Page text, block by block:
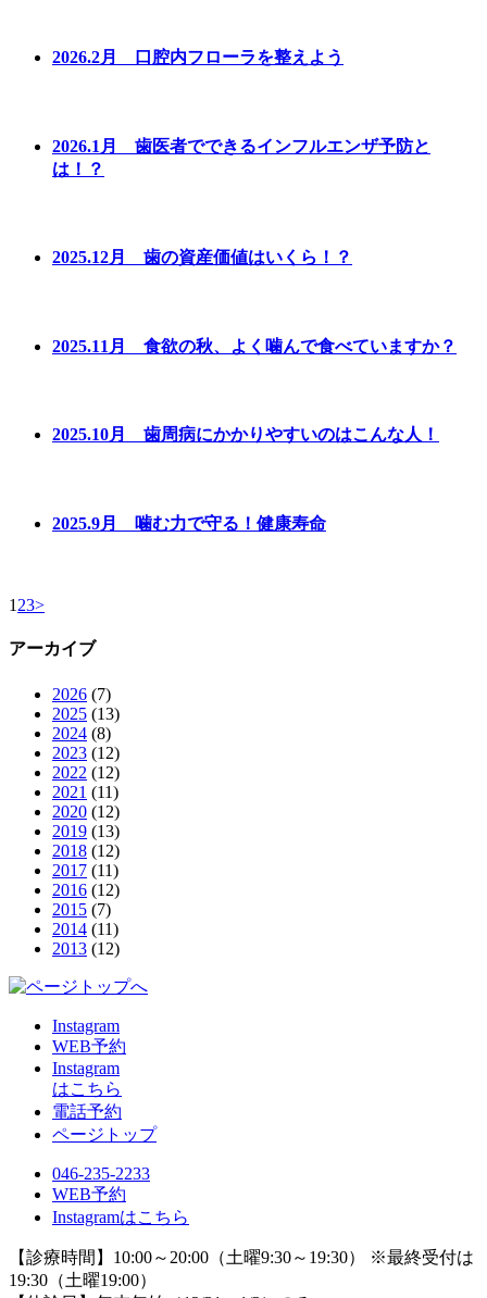
2026.2月 口腔内フローラを整えよう
2026.1月 歯医者でできるインフルエンザ予防と
は！？
2025.12月 歯の資産価値はいくら！？
2025.11月 食欲の秋、よく噛んで食べていますか？
2025.10月 歯周病にかかりやすいのはこんな人！
2025.9月 噛む力で守る！健康寿命
1 23>
アーカイブ
2026 (7)
2025 (13)
2024 (8)
2023 (12)
2022 (12)
2021 (11)
2020 (12)
2019 (13)
2018 (12)
2017 (11)
2016 (12)
2015 (7)
2014 (11)
2013 (12)
Instagram
WEB予約
Instagram
はこちら
電話予約
ページトップ
046-235-2233
WEB予約
Instagramはこちら
【診療時間】 10:00～20:00（土曜9:30～19:30） ※最終受付は
19:30（土曜19:00）